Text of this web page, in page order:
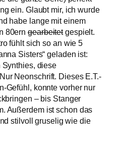
ein. Glaubt mir, ich wurde
habe lange mit einem
80erngearbeitetgespielt.
fühlt sich so an wie 5
Sisters“ geladen ist:
diese
Neonschrift. Dieses E.T.-
Gefühl, konnte vorher nur
– bis Stanger
Außerdem ist schon das
stilvoll gruselig wie die